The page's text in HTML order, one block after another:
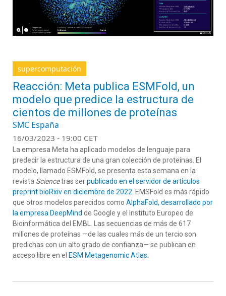
supercomputación
Reacción: Meta publica ESMFold, un
modelo que predice la estructura de
cientos de millones de proteínas
SMC España
16/03/2023 - 19:00 CET
La empresa Meta ha aplicado modelos de lenguaje para
predecir la estructura de una gran colección de proteínas. El
modelo, llamado ESMFold, se presenta esta semana en la
revista Sciencetras serpublicado en el servidor de artículos
preprint bioRxiv en diciembre de 2022 . EMSFold es más rápido
que otros modelos parecidos como AlphaFold, desarrollado por
la empresa DeepMind de Google y el Instituto Europeo de
Bioinformática del EMBL. Las secuencias de más de 617
millones de proteínas —de las cuales más de un tercio son
predichas con un alto grado de confianza— se publican en
acceso libre en el ESM Metagenomic Atlas